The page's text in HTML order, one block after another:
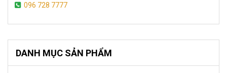
096 728 7777
DANH MỤC SẢN PHẨM